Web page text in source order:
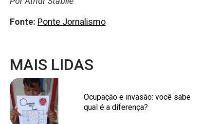
Fonte: Ponte Jornalismo
MAIS LIDAS
Ocupação e invasão: você sabe
qual é a diferença?